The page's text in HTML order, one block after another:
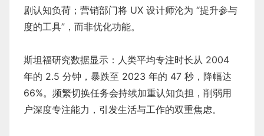
剧认知负荷；营销部门将 UX 设计师沦为 “提升参与
度的工具”，而非优化功能。
斯坦福研究数据显示：人类平均专注时长从 2004
年的 2.5 分钟，暴跌至 2023 年的 47 秒，降幅达
66%。频繁切换任务会持续加重认知负担，削弱用
户深度专注能力，引发生活与工作的双重焦虑。